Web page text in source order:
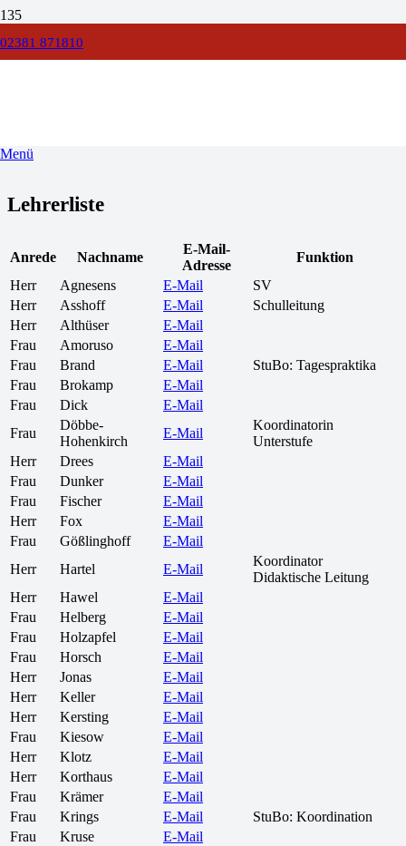
02381 871810
Menü
KOLLEGIUM
Lehrerliste
Anrede Nachname
E-Mail-
Adresse
Funktion
Herr
Agnesens E-Mail
SV
Herr
Asshoff E-Mail
Schulleitung
Herr
Althüser
E-Mail
Frau
Amoruso
E-Mail
Frau
Brand E-Mail
StuBo: Tagespraktika
Frau
Brokamp
E-Mail
Frau
Dick
E-Mail
Frau
Döbbe-
Hohenkirch
E-Mail
Koordinatorin
Unterstufe
Herr
Drees
E-Mail
Frau
Dunker
E-Mail
Frau
Fischer
E-Mail
Herr
Fox
E-Mail
Frau
Gößlinghoff
E-Mail
Herr
Hartel E-Mail
Koordinator
Didaktische Leitung
Herr
Hawel
E-Mail
Frau
Helberg
E-Mail
Frau
Holzapfel
E-Mail
Frau
Horsch
E-Mail
Herr
Jonas
E-Mail
Herr
Keller
E-Mail
Herr
Kersting
E-Mail
Frau
Kiesow
E-Mail
Herr
Klotz
E-Mail
Herr
Korthaus
E-Mail
Frau
Krämer
E-Mail
Frau
Krings E-Mail
StuBo: Koordination
Frau
Kruse
E-Mail